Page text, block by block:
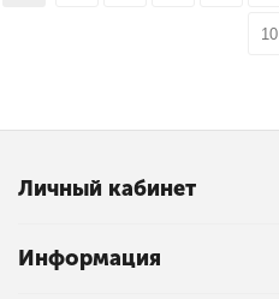
10
Личный кабинет
Информация